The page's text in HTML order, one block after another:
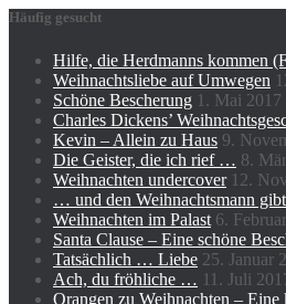
Häufig gesucht
Hilfe, die Herdmanns kommen
Weihnachtsliebe auf Umwegen
Schöne Bescherung 1. Mai 2017
Charles Dickens’
Kevin – Allein zu Haus 9.
Die Geister, die ich rief … 8.
Weihnachten undercover 12.
… und den Weihnachtsmann
Weihnachten im Palast 6.
Santa Clause – Eine schöne
Tatsächlich … Liebe 25. Januar
Ach, du fröhliche … 11. Juli
Orangen zu Weihnachten – Eine